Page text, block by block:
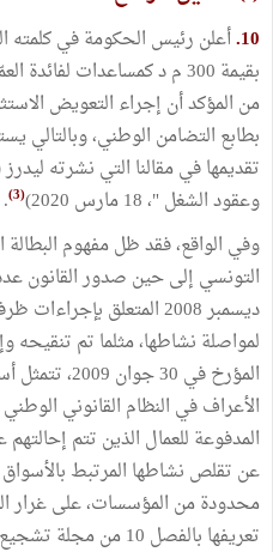
10. أعلن رئيس الحكومة في كلمته
بقيمة 300 م د كمساعدات
من المؤكد أن إجراء التعويض
بطابع التضامن الوطني،
وعقود الشغل "، 18 مارس 2020)
(3)
.
وفي الواقع، فقد ظل مفهوم
ديسمبر 2008 المتعلق
المؤرخ في 30
الأعراف في النظام القانوني
المدفوعة للعمال الذين تتم
عن تقلص نشاطها المرتبط
محدودة من المؤسسات، على غرار
تعريفها بالفصل 10